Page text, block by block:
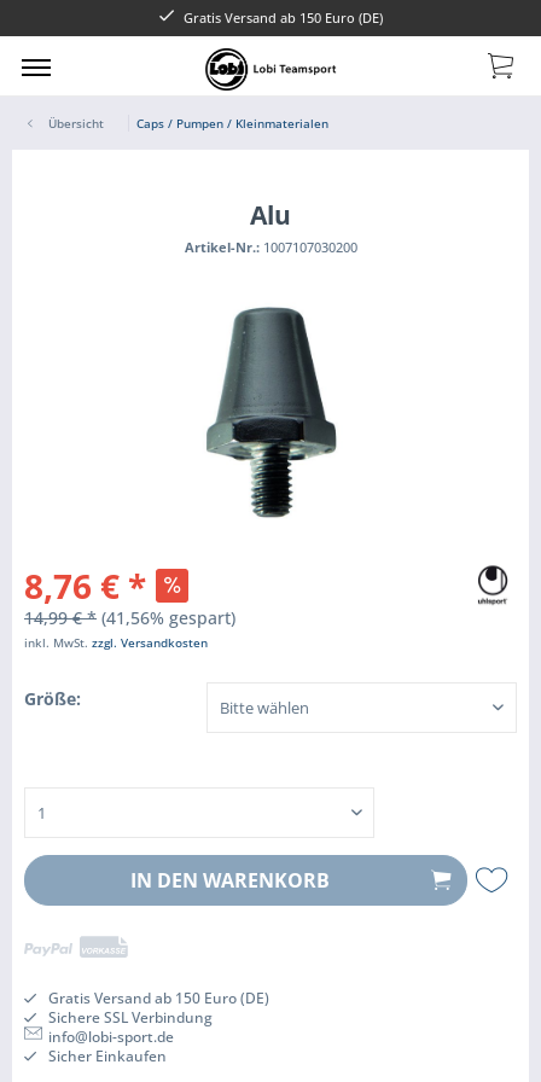
Gratis Versand ab 150 Euro (DE)
Übersicht Caps / Pumpen / Kleinmaterialen
Alu
Artikel-Nr.: 1007107030200
8,76 € *
14,99 € * (41,56% gespart)
inkl. MwSt. zzgl. Versandkosten
Größe:
IN DEN WARENKORB
Gratis Versand ab 150 Euro (DE)
Sichere SSL Verbindung
info@lobi-sport.de
Sicher Einkaufen